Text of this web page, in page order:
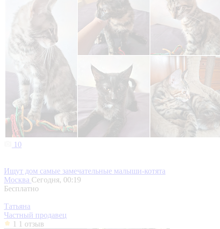
10
Ищут дом самые замечательные малыши-котята
Москва Сегодня, 00:19
Бесплатно
Татьяна
Частный продавец
1 1 отзыв